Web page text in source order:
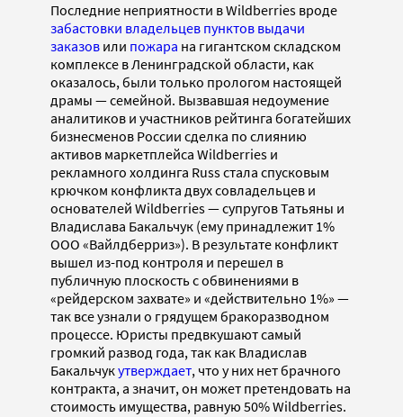
Последние неприятности в Wildberries вроде
забастовки владельцев пунктов выдачи
заказов или пожара на гигантском складском
комплексе в Ленинградской области, как
оказалось, были только прологом настоящей
драмы — семейной. Вызвавшая недоумение
аналитиков и участников рейтинга богатейших
бизнесменов России сделка по слиянию
активов маркетплейса Wildberries и
рекламного холдинга Russ стала спусковым
крючком конфликта двух совладельцев и
основателей Wildberries — супругов Татьяны и
Владислава Бакальчук (ему принадлежит 1%
ООО «Вайлдберриз»). В результате конфликт
вышел из-под контроля и перешел в
публичную плоскость с обвинениями в
«рейдерском захвате» и «действительно 1%» —
так все узнали о грядущем бракоразводном
процессе. Юристы предвкушают самый
громкий развод года, так как Владислав
Бакальчукутверждает, что у них нет брачного
контракта, а значит, он может претендовать на
стоимость имущества, равную 50% Wildberries.